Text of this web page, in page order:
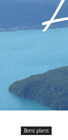
Bons plans